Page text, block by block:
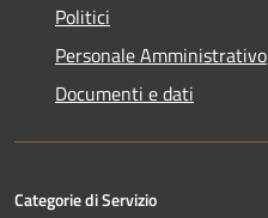
Politici
Personale Amministrativo
Documenti e dati
Categorie di Servizio